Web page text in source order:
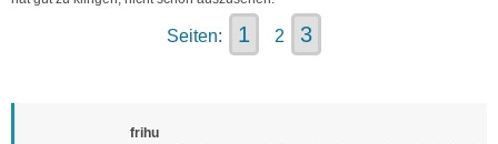
Seiten: 1 2 3
frihu